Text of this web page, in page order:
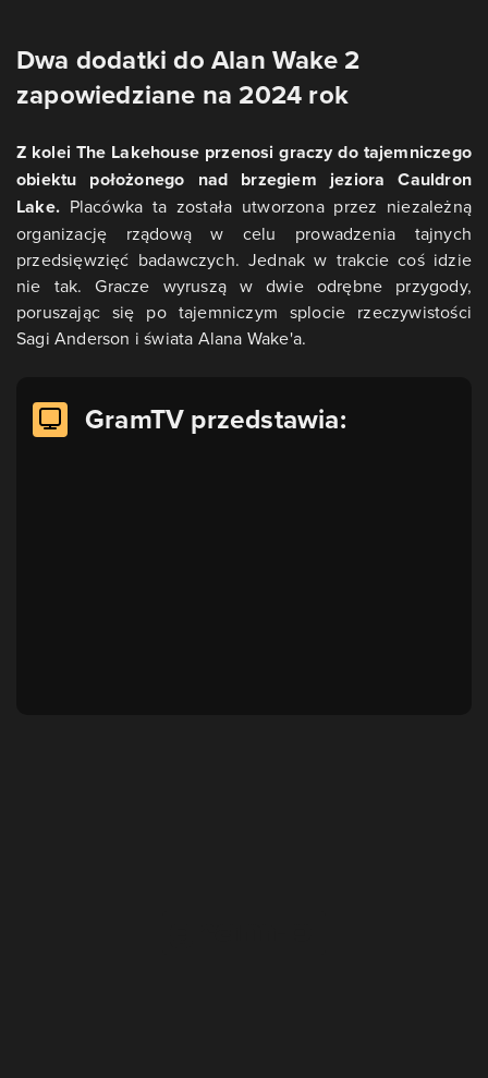
Dwa dodatki do Alan Wake 2
zapowiedziane na 2024 rok
Z kolei The Lakehouse przenosi graczy do tajemniczego
obiektu położonego nad brzegiem jeziora Cauldron
Lake. Placówka ta została utworzona przez niezależną
organizację rządową w celu prowadzenia tajnych
przedsięwzięć badawczych. Jednak w trakcie coś idzie
nie tak. Gracze wyruszą w dwie odrębne przygody,
poruszając się po tajemniczym splocie rzeczywistości
Sagi Anderson i świata Alana Wake'a.
GramTV przedstawia: